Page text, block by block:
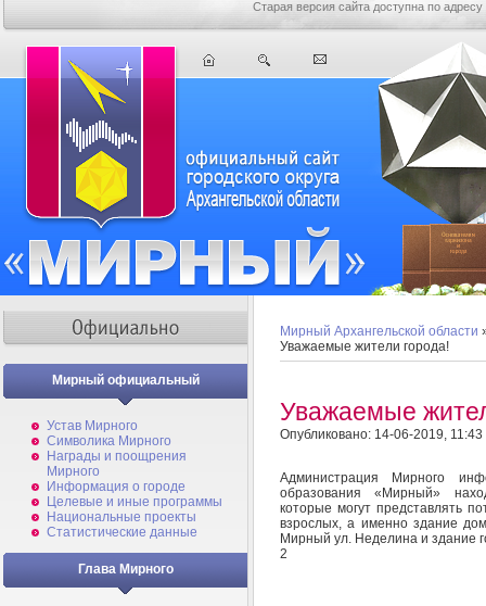
Старая версия сайта доступна по адресу
Мирный официальный
Устав Мирного
Символика Мирного
Награды и поощрения
Мирного
Информация о городе
Целевые и иные программы
Национальные проекты
Статистические данные
Глава Мирного
Мирный Архангельской области
Уважаемые жители города!
Уважаемые
Опубликовано: 14-06-2019, 11:43
Администрация Мирного
образования «Мирный»
которые могут представлять
взрослых, а именно здание
Мирный ул. Неделина и здание
2